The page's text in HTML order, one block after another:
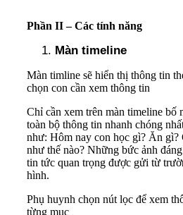
Phần II – Các tính năng
Màn timeline
Màn timline sẽ hiển thị thông tin
chọn con cần xem thông tin
Chỉ cần xem trên màn timeline bố
toàn bộ thông tin nhanh chóng
như: Hôm nay con học gì? Ăn gì?
như thế nào? Những bức ảnh
tin tức quan trọng được gửi từ
hình.
Phụ huynh chọn nút lọc để xem
từng mục